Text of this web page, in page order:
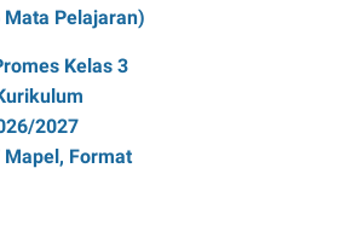
Pelajaran)
Kelas 3
2027
Format